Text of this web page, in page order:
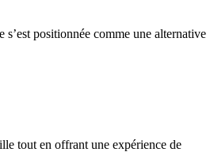
positionnée comme une alternative
tout en offrant une expérience de